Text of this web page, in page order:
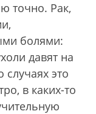
точно. Рак,
болями:
давят на
это
в каких-то